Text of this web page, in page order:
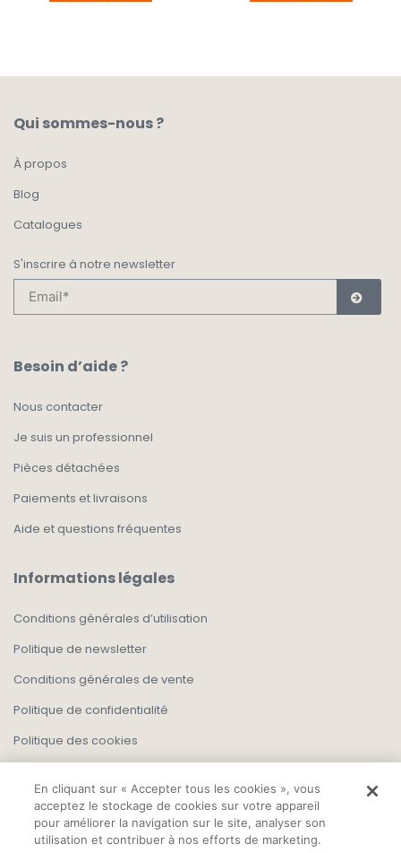
Qui sommes-nous ?
À propos
Blog
Catalogues
S'inscrire à notre newsletter
Besoin d’aide ?
Nous contacter
Je suis un professionnel
Pièces détachées
Paiements et livraisons
Aide et questions fréquentes
Informations légales
Conditions générales d’utilisation
Politique de newsletter
Conditions générales de vente
Politique de confidentialité
Politique des cookies
En cliquant sur « Accepter tous les cookies », vous
acceptez le stockage de cookies sur votre appareil
pour améliorer la navigation sur le site, analyser son
utilisation et contribuer à nos efforts de marketing.